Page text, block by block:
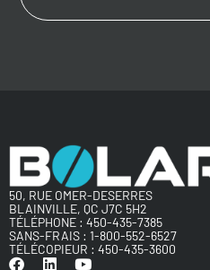
50, RUE OMER-DESERRES
BLAINVILLE, QC J7C 5H2
TÉLÉPHONE : 450-435-7385
SANS-FRAIS : 1-800-552-6527
TÉLÉCOPIEUR : 450-435-3600